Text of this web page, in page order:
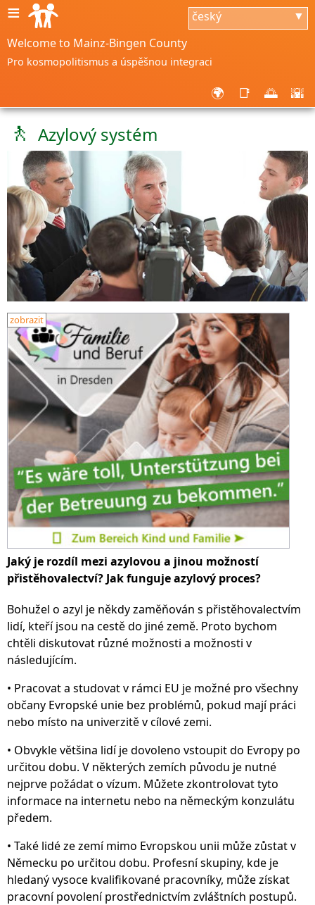
≡ český ▼
Welcome to Mainz-Bingen County
Pro kosmopolitismus a úspěšnou integraci
🌍 📑 🌅 🌇
🚶 Azylový systém
zobrazit
Jaký je rozdíl mezi azylovou a jinou možností
přistěhovalectví? Jak funguje azylový proces?
Bohužel o azyl je někdy zaměňován s přistěhovalectvím
lidí, kteří jsou na cestě do jiné země. Proto bychom
chtěli diskutovat různé možnosti a možnosti v
následujícím.
• Pracovat a studovat v rámci EU je možné pro všechny
občany Evropské unie bez problémů, pokud mají práci
nebo místo na univerzitě v cílové zemi.
• Obvykle většina lidí je dovoleno vstoupit do Evropy po
určitou dobu. V některých zemích původu je nutné
nejprve požádat o vízum. Můžete zkontrolovat tyto
informace na internetu nebo na německým konzulátu
předem.
• Také lidé ze zemí mimo Evropskou unii může zůstat v
Německu po určitou dobu. Profesní skupiny, kde je
hledaný vysoce kvalifikované pracovníky, může získat
pracovní povolení prostřednictvím zvláštních postupů.